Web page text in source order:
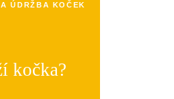
ÚDRŽBA KOČEK
kočka?